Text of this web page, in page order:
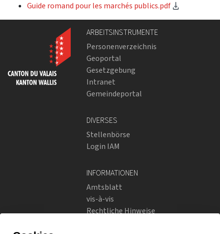
Guide romand pour les marchés publics.pdf
ARBEITSINSTRUMENTE
Personenverzeichnis
Geoportal
Gesetzgebung
Intranet
Gemeindeportal
DIVERSES
Stellenbörse
Login IAM
INFORMATIONEN
Amtsblatt
vis-à-vis
Rechtliche Hinweise